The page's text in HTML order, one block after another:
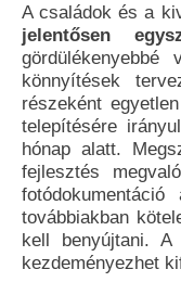
A családok és a
jelentősen
könnyítések
részeként
telepítésére
hónap alatt.
fejlesztés
továbbiakban
kell benyújtani.
kezdeményezhet